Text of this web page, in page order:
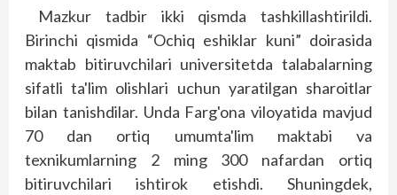
Mazkur tadbir ikki qismda tashkillashtirildi.
Birinchi qismida “Ochiq eshiklar kuni” doirasida
maktab bitiruvchilari universitetda talabalarning
sifatli ta'lim olishlari uchun yaratilgan sharoitlar
bilan tanishdilar. Unda Farg'ona viloyatida mavjud
70 dan ortiq umumta'lim maktabi va
texnikumlarning 2 ming 300 nafardan ortiq
bitiruvchilari ishtirok etishdi. Shuningdek,